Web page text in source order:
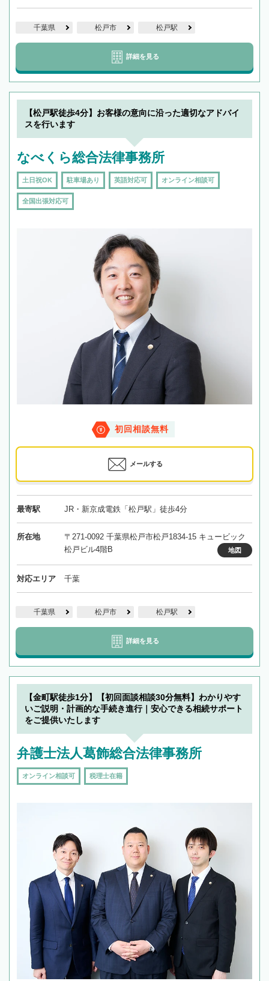
千葉県 松戸市 松戸駅
詳細を見る
【松戸駅徒歩4分】お客様の意向に沿った適切なアドバイ
スを行います
なべくら総合法律事務所
土日祝OK 駐車場あり 英語対応可 オンライン相談可
全国出張対応可
初回相談無料
メールする
最寄駅 JR・新京成電鉄「松戸駅」徒歩4分
所在地
〒271-0092 千葉県松戸市松戸1834-15 キュービック
松戸ビル4階B
地図
対応エリア 千葉
千葉県 松戸市 松戸駅
詳細を見る
【金町駅徒歩1分】【初回面談相談30分無料】わかりやす
いご説明・計画的な手続き進行｜安心できる相続サポート
をご提供いたします
弁護士法人葛飾総合法律事務所
オンライン相談可 税理士在籍